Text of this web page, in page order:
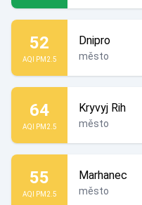
52
AQI PM2.5
Dnipro
město
64
AQI PM2.5
Kryvyj Rih
město
55
AQI PM2.5
Marhanec
město